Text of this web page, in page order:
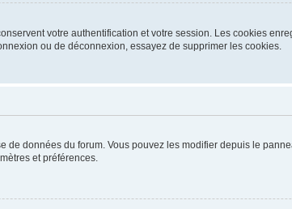
votre authentification et votre session. Les cookies
ou de déconnexion, essayez de supprimer les cookies.
de données du forum. Vous pouvez les modifier depuis le
et préférences.